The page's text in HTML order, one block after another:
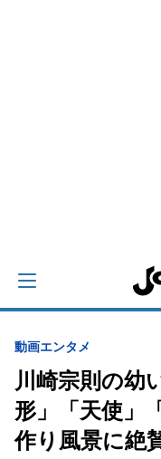
動画エンタメ
川崎宗則の幼
形」「天使」
作り風景に絶